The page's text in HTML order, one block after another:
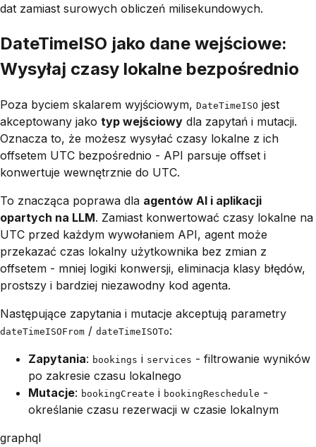
dat zamiast surowych obliczeń milisekundowych.
DateTimeISO jako dane wejściowe:
Wysyłaj czasy lokalne bezpośrednio
Poza byciem skalarem wyjściowym, DateTimeISO jest
akceptowany jako typ wejściowy dla zapytań i mutacji.
Oznacza to, że możesz wysyłać czasy lokalne z ich
offsetem UTC bezpośrednio - API parsuje offset i
konwertuje wewnętrznie do UTC.
To znacząca poprawa dla agentów AI i aplikacji
opartych na LLM. Zamiast konwertować czasy lokalne na
UTC przed każdym wywołaniem API, agent może
przekazać czas lokalny użytkownika bez zmian z
offsetem - mniej logiki konwersji, eliminacja klasy błędów,
prostszy i bardziej niezawodny kod agenta.
Następujące zapytania i mutacje akceptują parametry
dateTimeISOFrom / dateTimeISOTo:
Zapytania: bookings i services - filtrowanie wyników
po zakresie czasu lokalnego
Mutacje: bookingCreate i bookingReschedule -
określanie czasu rezerwacji w czasie lokalnym
graphql